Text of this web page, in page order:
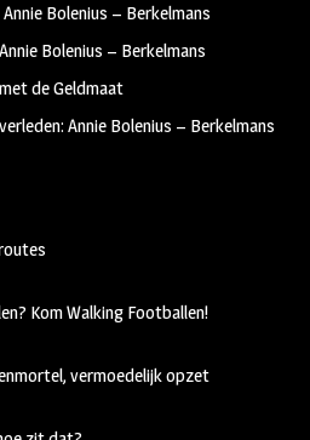
Bolenius – Berkelmans
Bolenius – Berkelmans
de Geldmaat
Annie Bolenius – Berkelmans
Kom Walking Footballen!
vermoedelijk opzet